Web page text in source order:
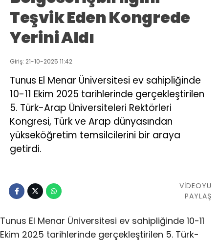
Teşvik Eden Kongrede
Yerini Aldı
Giriş: 21-10-2025 11:42
Tunus El Menar Üniversitesi ev sahipliğinde
10-11 Ekim 2025 tarihlerinde gerçekleştirilen
5. Türk-Arap Üniversiteleri Rektörleri
Kongresi, Türk ve Arap dünyasından
yükseköğretim temsilcilerini bir araya
getirdi.
VİDEOYU
PAYLAŞ
Tunus El Menar Üniversitesi ev sahipliğinde 10-11
Ekim 2025 tarihlerinde gerçekleştirilen 5. Türk-